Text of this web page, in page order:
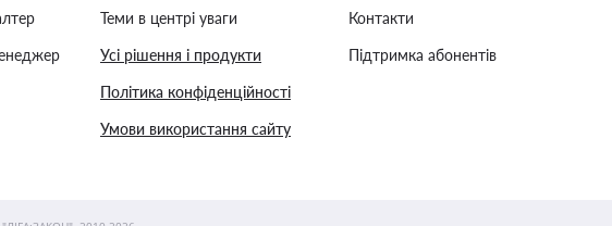
Теми в центрі уваги
Усі рішення і продукти
Політика конфіденційності
Умови використання сайту
Контакти
Підтримка абонентів